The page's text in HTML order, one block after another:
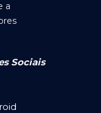
a
Sociais